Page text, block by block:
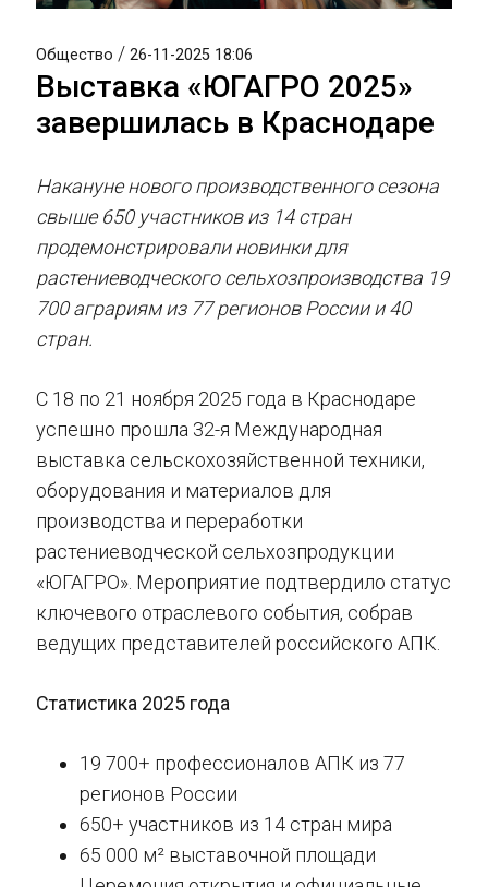
Общество / 26-11-2025 18:06
Выставка «ЮГАГРО 2025»
завершилась в Краснодаре
Накануне нового производственного сезона
свыше 650 участников из 14 стран
продемонстрировали новинки для
растениеводческого сельхозпроизводства 19
700 аграриям из 77 регионов России и 40
стран.
С 18 по 21 ноября 2025 года в Краснодаре
успешно прошла 32-я Международная
выставка сельскохозяйственной техники,
оборудования и материалов для
производства и переработки
растениеводческой сельхозпродукции
«ЮГАГРО». Мероприятие подтвердило статус
ключевого отраслевого события, собрав
ведущих представителей российского АПК.
Статистика 2025 года
19 700+ профессионалов АПК из 77
регионов России
650+ участников из 14 стран мира
65 000 м² выставочной площади